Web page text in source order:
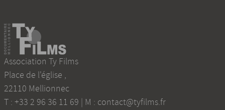
Association Ty Films
Place de l'église ,
22110 Mellionnec
T : +33 2 96 36 11 69 | M : contact@tyfilms.fr